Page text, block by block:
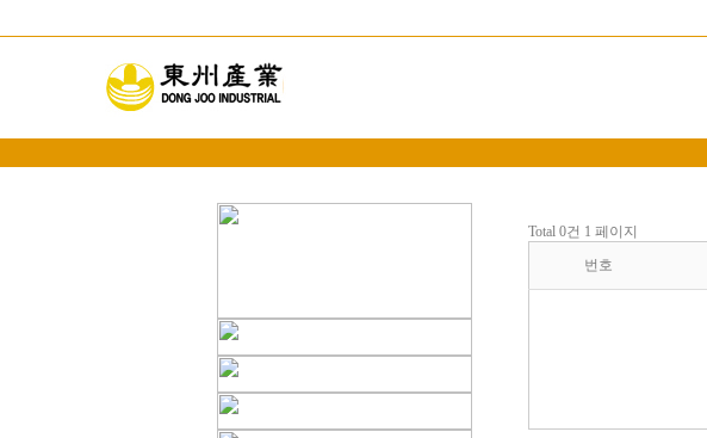
Total 0건 1 페이지
번호